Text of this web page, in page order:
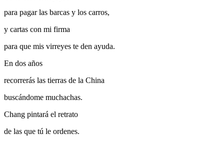
para pagar las barcas y los carros,
y cartas con mi firma
para que mis virreyes te den ayuda.
En dos años
recorrerás las tierras de la China
buscándome muchachas.
Chang pintará el retrato
de las que tú le ordenes.